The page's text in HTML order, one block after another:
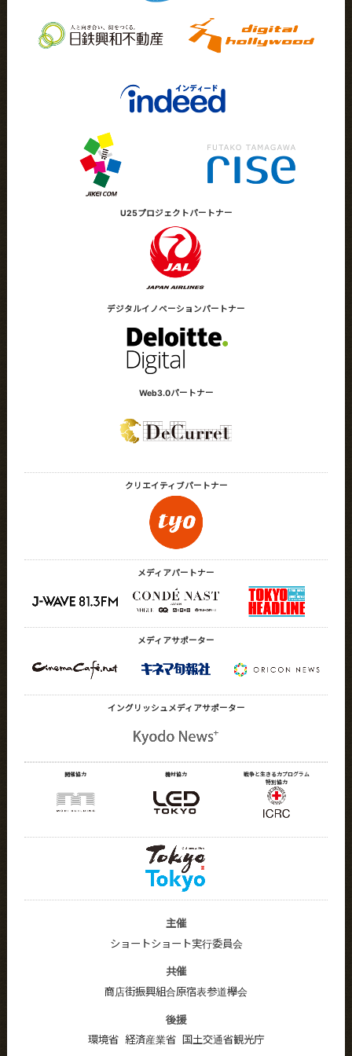
U25プロジェクトパートナー
デジタルイノベーションパートナー
Web3.0パートナー
クリエイティブパートナー
メディアパートナー
メディアサポーター
イングリッシュメディアサポーター
開催協力 機材協力
戦争と生きる力プログラム
特別協力
主催
ショートショート実行委員会
共催
商店街振興組合原宿表参道欅会
後援
環境省 経済産業省 国土交通省観光庁